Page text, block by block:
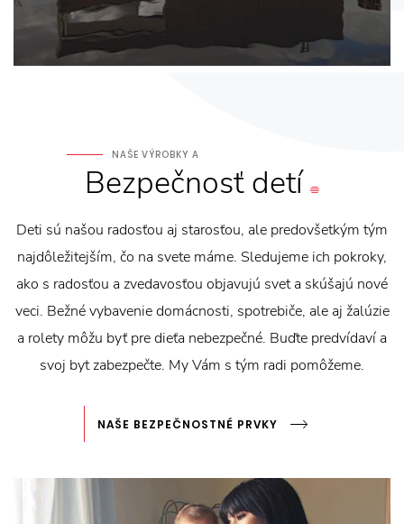
NAŠE VÝROBKY A
Bezpečnosť detí
Deti sú našou radosťou aj starosťou, ale predovšetkým tým
najdôležitejším, čo na svete máme. Sledujeme ich pokroky,
ako s radosťou a zvedavosťou objavujú svet a skúšajú nové
veci. Bežné vybavenie domácnosti, spotrebiče, ale aj žalúzie
a rolety môžu byť pre dieťa nebezpečné. Buďte predvídaví a
svoj byt zabezpečte. My Vám s tým radi pomôžeme.
NAŠE BEZPEČNOSTNÉ PRVKY